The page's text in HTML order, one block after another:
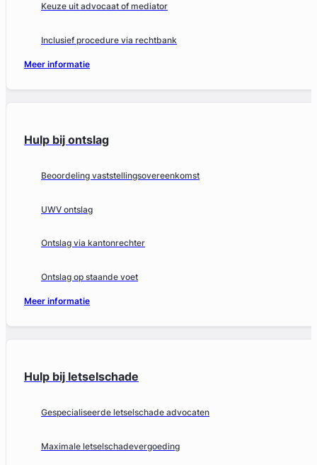
Keuze uit advocaat of mediator
Inclusief procedure via rechtbank
Meer informatie
Hulp bij ontslag
Beoordeling vaststellingsovereenkomst
UWV ontslag
Ontslag via kantonrechter
Ontslag op staande voet
Meer informatie
Hulp bij letselschade
Gespecialiseerde letselschade advocaten
Maximale letselschadevergoeding